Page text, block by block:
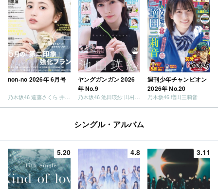
non-no 2026年 6月号
ヤングガンガン 2026
年 No.9
乃木坂46 池田瑛紗 田村真佑
週刊少年チャンピオン
2026年 No.20
乃木坂46 増田三莉音
シングル・アルバム
5.20 4.8 3.11